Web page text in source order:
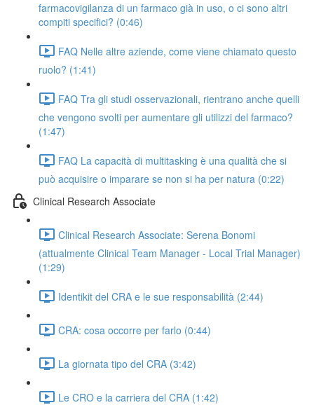
farmacovigilanza di un farmaco già in uso, o ci sono altri
compiti specifici? (0:46)
FAQ Nelle altre aziende, come viene chiamato questo
ruolo? (1:41)
FAQ Tra gli studi osservazionali, rientrano anche quelli
che vengono svolti per aumentare gli utilizzi del farmaco?
(1:47)
FAQ La capacità di multitasking è una qualità che si
può acquisire o imparare se non si ha per natura (0:22)
Clinical Research Associate
Clinical Research Associate: Serena Bonomi
(attualmente Clinical Team Manager - Local Trial Manager)
(1:29)
Identikit del CRA e le sue responsabilità (2:44)
CRA: cosa occorre per farlo (0:44)
La giornata tipo del CRA (3:42)
Le CRO e la carriera del CRA (1:42)